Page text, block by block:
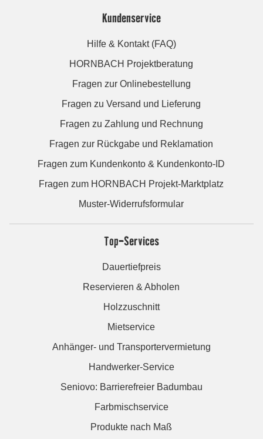
Kundenservice
Hilfe & Kontakt (FAQ)
HORNBACH Projektberatung
Fragen zur Onlinebestellung
Fragen zu Versand und Lieferung
Fragen zu Zahlung und Rechnung
Fragen zur Rückgabe und Reklamation
Fragen zum Kundenkonto & Kundenkonto-ID
Fragen zum HORNBACH Projekt-Marktplatz
Muster-Widerrufsformular
Top-Services
Dauertiefpreis
Reservieren & Abholen
Holzzuschnitt
Mietservice
Anhänger- und Transportervermietung
Handwerker-Service
Seniovo: Barrierefreier Badumbau
Farbmischservice
Produkte nach Maß